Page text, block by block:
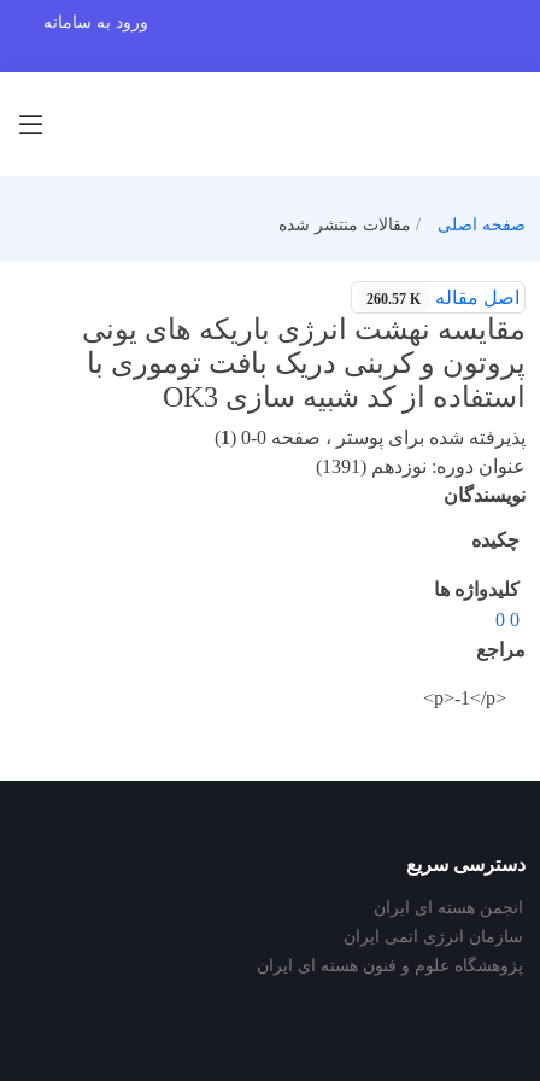
ورود به سامانه
صفحه اصلی مقالات منتشر شده
اصل مقاله 260.57 K
مقایسه نهشت انرژی باریکه های یونی
پروتون و کربنی دریک بافت توموری با
استفاده از کد شبیه سازی OK3
پذیرفته شده برای پوستر ، صفحه 0-0 ( 1
)
عنوان دوره: نوزدهم (1391)
نویسندگان
چکیده
کلیدواژه ها
0 0
مراجع
<p>-1</p>
دسترسی سریع
انجمن هسته ای ایران
سازمان انرژی اتمی ایران
پژوهشگاه علوم و فنون هسته ای ایران